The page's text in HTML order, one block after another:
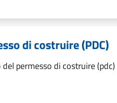
di costruire (PDC)
permesso di costruire (pdc)